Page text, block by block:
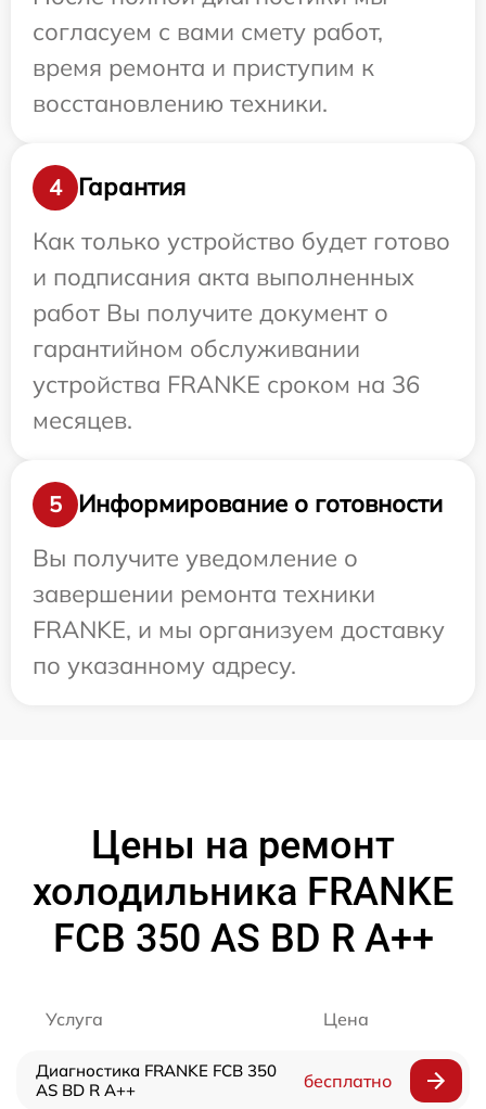
согласуем с вами смету работ,
время ремонта и приступим к
восстановлению техники.
4
Гарантия
Как только устройство будет готово
и подписания акта выполненных
работ Вы получите документ о
гарантийном обслуживании
устройства FRANKE сроком на 36
месяцев.
5
Информирование о готовности
Вы получите уведомление о
завершении ремонта техники
FRANKE, и мы организуем доставку
по указанному адресу.
Цены на ремонт
холодильника FRANKE
FCB 350 AS BD R A++
Услуга Цена
Диагностика FRANKE FCB 350
AS BD R A++
бесплатно